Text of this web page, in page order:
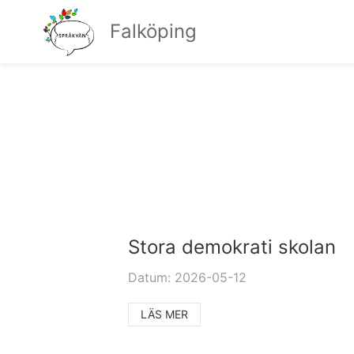
Falköping
Stora demokrati skolan
Datum: 2026-05-12
LÄS MER